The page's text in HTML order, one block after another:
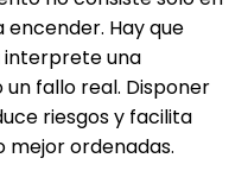
Hay que
interprete una
fallo real. Disponer
riesgos y facilita
ordenadas.